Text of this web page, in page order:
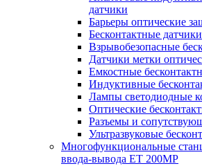
датчики
Барьеры оптические
Бесконтактные
Взрывобезопасные
Датчики метки
Емкостные
Индуктивные
Лампы светодиодные
Оптические
Разъемы и
Ультразвуковые
Многофункциональные
ввода-вывода ET 200MP